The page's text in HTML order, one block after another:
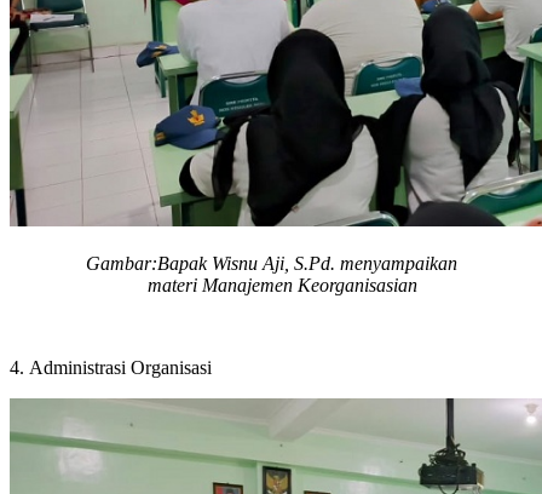
Gambar:Bapak Wisnu Aji, S.Pd. menyampaikan
materi Manajemen Keorganisasian
4. Administrasi Organisasi